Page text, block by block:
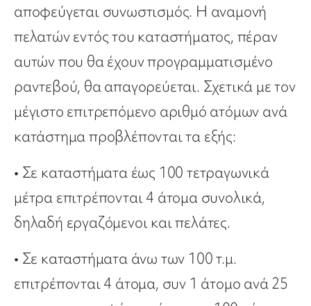
αποφεύγεται συνωστισμός. Η αναμονή
πελατών εντός του καταστήματος, πέραν
αυτών που θα έχουν προγραμματισμένο
ραντεβού, θα απαγορεύεται. Σχετικά με τον
μέγιστο επιτρεπόμενο αριθμό ατόμων ανά
κατάστημα προβλέπονται τα εξής:
• Σε καταστήματα έως 100 τετραγωνικά
μέτρα επιτρέπονται 4 άτομα συνολικά,
δηλαδή εργαζόμενοι και πελάτες.
• Σε καταστήματα άνω των 100 τ.μ.
επιτρέπονται 4 άτομα, συν 1 άτομο ανά 25